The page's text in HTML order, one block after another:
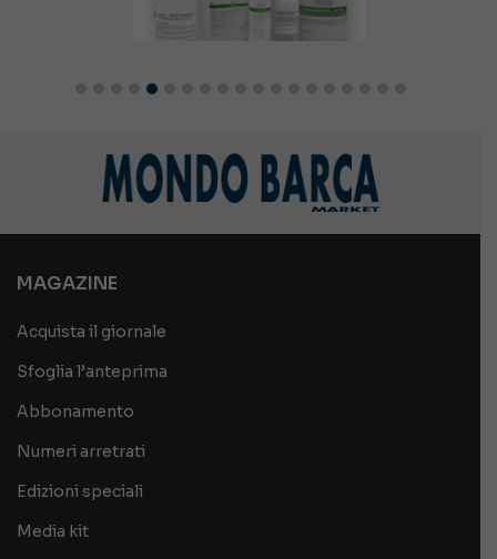
MAGAZINE
Acquista il giornale
Sfoglia l’anteprima
Abbonamento
Numeri arretrati
Edizioni speciali
Media kit